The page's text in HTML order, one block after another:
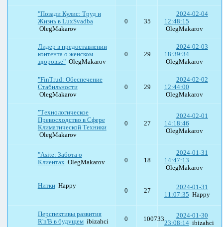
"Позади Кулис: Труд и
Жизнь в LuxSvadba
OlegMakarov
0 35
2024-02-04
12:48:15
OlegMakarov
Лидер в предоставлении
контента о женском
здоровье" OlegMakarov
0 29
2024-02-03
18:39:34
OlegMakarov
"FinTrud: Обеспечение
Стабильности
OlegMakarov
0 29
2024-02-02
12:44:00
OlegMakarov
"Технологическое
Превосходство в Сфере
Климатической Техники
OlegMakarov
0 27
2024-02-01
14:18:46
OlegMakarov
"Asite: Забота о
Клиентах OlegMakarov 0 18
2024-01-31
14:47:13
OlegMakarov
Нитки Happy
0 27
2024-01-31
11:07:35 Happy
Перспективы развития
R'n'B в будущем ibizahci 0 100733
2024-01-30
23:08:14 ibizahci